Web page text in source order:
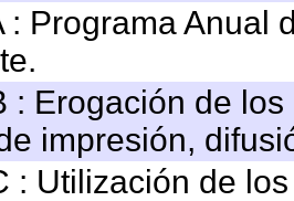
: Programa Anual
: Erogación de
impresión,
: Utilización de